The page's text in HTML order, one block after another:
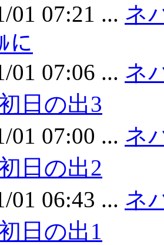
01 07:21 ... ネ
に
01 07:06 ... ネ
日の出3
01 07:00 ... ネ
日の出2
01 06:43 ... ネ
日の出1